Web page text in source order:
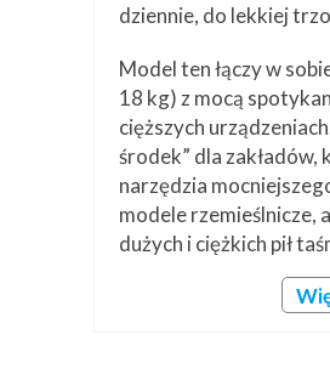
dziennie, do lekkiej
Model ten łączy w
18 kg) z mocą
cięższych
środek” dla
narzędzia
modele rzemieślnicze,
dużych i ciężkich pił